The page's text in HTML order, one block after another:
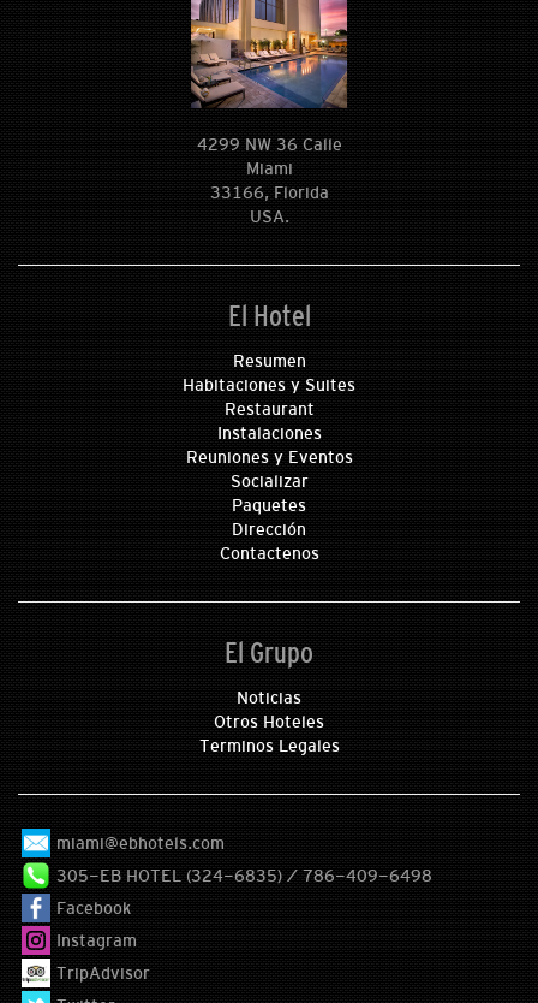
4299 NW 36 Calle
Miami
33166, Florida
USA.
El Hotel
Resumen
Habitaciones y Suites
Restaurant
Instalaciones
Reuniones y Eventos
Socializar
Paquetes
Dirección
Contactenos
El Grupo
Noticias
Otros Hoteles
Terminos Legales
miami@ebhotels.com
305-EB HOTEL (324-6835) / 786-409-6498
Facebook
Instagram
TripAdvisor